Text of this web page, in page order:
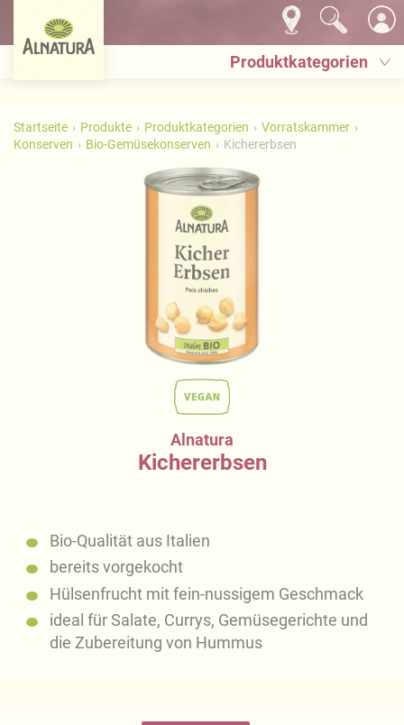
Produktkategorien
Startseite Produkte Produktkategorien
Vorratskammer
Konserven
Bio-Gemüsekonserven Kichererbsen
Alnatura
Kichererbsen
Bio-Qualität aus Italien
bereits vorgekocht
Hülsenfrucht mit fein-nussigem Geschmack
ideal für Salate, Currys, Gemüsegerichte und
die Zubereitung von Hummus